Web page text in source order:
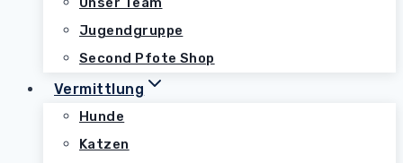
Jugendgruppe
Second Pfote Shop
Vermittlung
Hunde
Katzen